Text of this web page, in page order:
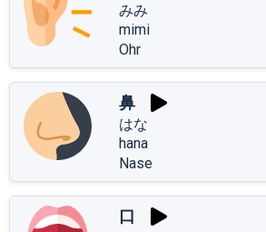
みみ
mimi
Ohr
鼻
はな
hana
Nase
口